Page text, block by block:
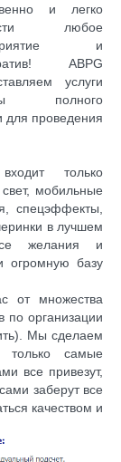
и легко
любое
и
ABPG
услуги
полного
для проведения
только
мобильные
спецэффекты,
в лучшем
желания и
огромную базу
от множества
по организации
Мы сделаем
самые
все привезут,
заберут все
качеством и